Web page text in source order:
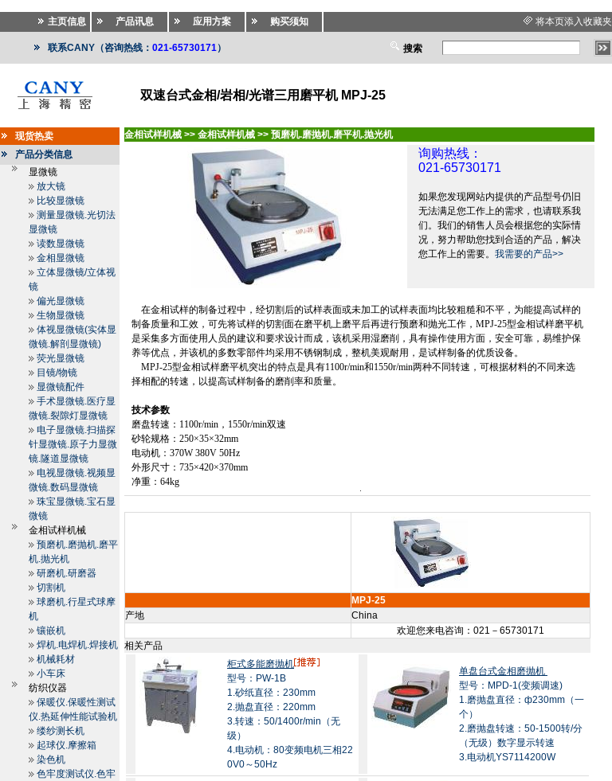
主页信息 产品讯息 应用方案 购买须知 将本页添入收藏夹
联系CANY（咨询热线： 021-65730171） 搜索
双速台式金相/岩相/光谱三用磨平机 MPJ-25
现货热卖
产品分类信息
显微镜
放大镜
比较显微镜
测量显微镜.光切法
显微镜
读数显微镜
金相显微镜
立体显微镜/立体视
镜
偏光显微镜
生物显微镜
体视显微镜(实体显
微镜.解剖显微镜)
荧光显微镜
目镜/物镜
显微镜配件
手术显微镜.医疗显
微镜.裂隙灯显微镜
电子显微镜.扫描探
针显微镜.原子力显微
镜.隧道显微镜
电视显微镜.视频显
微镜.数码显微镜
珠宝显微镜.宝石显
微镜
金相试样机械
预磨机.磨抛机.磨平
机.抛光机
研磨机.研磨器
切割机
球磨机.行星式球摩
机
镶嵌机
焊机.电焊机.焊接机
机械耗材
小车床
纺织仪器
保暖仪.保暖性测试
仪.热延伸性能试验机
缕纱测长机
起球仪.摩擦箱
染色机
色牢度测试仪.色牢
金相试样机械 >> 金相试样机械 >> 预磨机.磨抛机.磨平机.抛光机
询购热线：
021-65730171
如果您发现网站内提供的产品型号仍旧
无法满足您工作上的需求，也请联系我
们。我们的销售人员会根据您的实际情
况，努力帮助您找到合适的产品，解决
您工作上的需要。 我需要的产品>>
在金相试样的制备过程中，经切割后的试样表面或未加工的试样表面均比较粗糙和不平，为能提高试样的
制备质量和工效，可先将试样的切割面在磨平机上磨平后再进行预磨和抛光工作，MPJ-25型金相试样磨平机
是采集多方面使用人员的建议和要求设计而成，该机采用湿磨削，具有操作使用方面，安全可靠，易维护保
养等优点，并该机的多数零部件均采用不锈钢制成，整机美观耐用，是试样制备的优质设备。
MPJ-25型金相试样磨平机突出的特点是具有1100r/min和1550r/min两种不同转速，可根据材料的不同来选
择相配的转速，以提高试样制备的磨削率和质量。
技术参数
磨盘转速： 1100r/min ， 1550r/min双速
砂轮规格：250×35×32mm
电动机：370W 380V 50Hz
外形尺寸：735×420×370mm
净重：64kg
MPJ-25
产地
China
欢迎您来电咨询：021－65730171
相关产品
柜式多能磨抛机
型号：PW-1B
1.砂纸直径：230mm
2.抛盘直径：220mm
3.转速：50/1400r/min（无
级）
4.电动机：80变频电机三相22
0V0～50Hz
单盘台式金相磨抛机
型号：MPD-1(变频调速)
1.磨抛盘直径：ф230mm（一
个）
2.磨抛盘转速：50-1500转/分
（无级）数字显示转速
3.电动机YS7114200W